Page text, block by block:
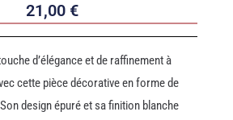
21,00 €
d’élégance et de raffinement à
cette pièce décorative en forme de
design épuré et sa finition blanche